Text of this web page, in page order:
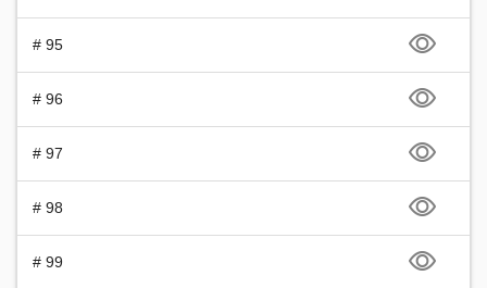
# 95
# 96
# 97
# 98
# 99